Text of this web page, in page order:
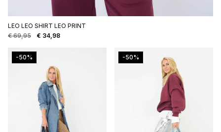
LEO LEO SHIRT LEO PRINT
€69,95
Oorspronkelijke
was:
€ 69,95.
€ 34,98
Huidige
€ 34,98.
-50% -50%